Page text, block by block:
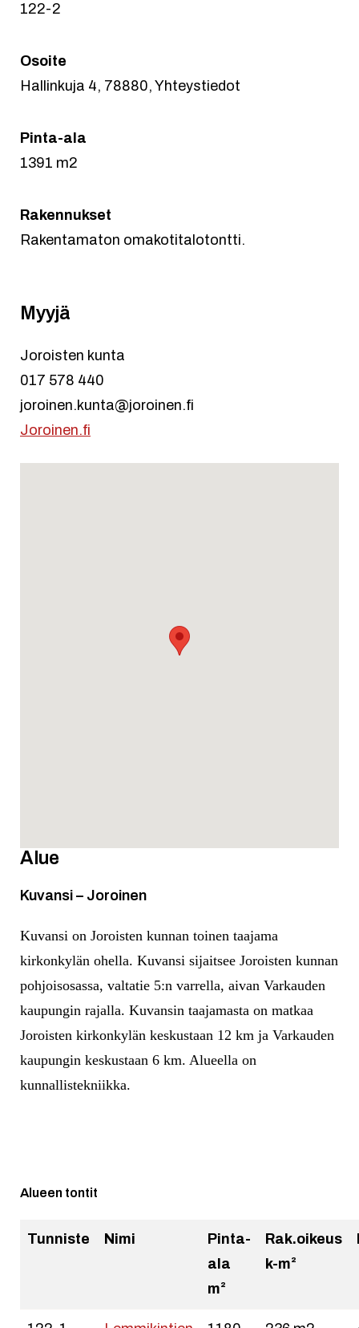
122-2
Osoite
Hallinkuja 4, 78880, Yhteystiedot
Pinta-ala
1391 m2
Rakennukset
Rakentamaton omakotitalotontti.
Myyjä
Joroisten kunta
017 578 440
joroinen.kunta@joroinen.fi
Joroinen.fi
Alue
Kuvansi – Joroinen
Kuvansi on Joroisten kunnan toinen taajama
kirkonkylän ohella. Kuvansi sijaitsee Joroisten kunnan
pohjoisosassa, valtatie 5:n varrella, aivan Varkauden
kaupungin rajalla. Kuvansin taajamasta on matkaa
Joroisten kirkonkylän keskustaan 12 km ja Varkauden
kaupungin keskustaan 6 km. Alueella on
kunnallistekniikka.
Alueen tontit
Tunniste Nimi
Pinta-
ala
m²
Rak.oikeus
k-m²